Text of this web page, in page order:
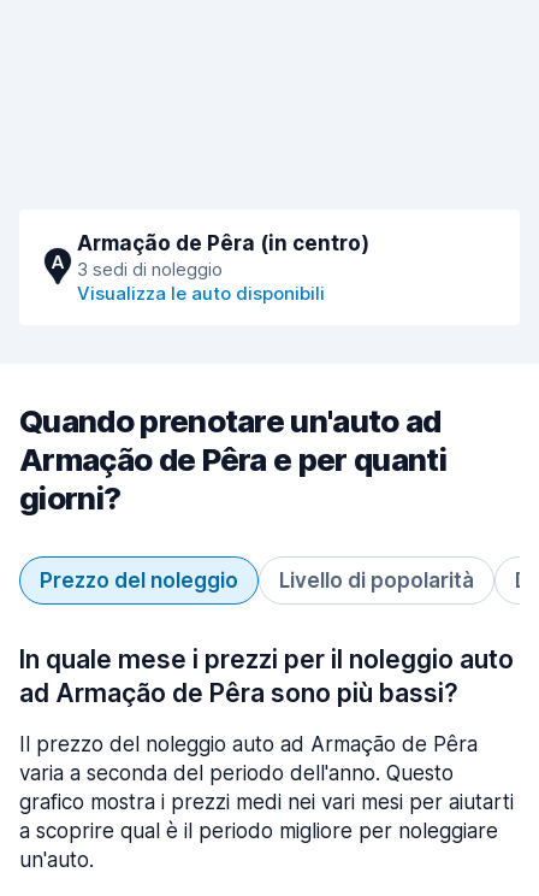
A
Armação de Pêra (in centro)
3 sedi di noleggio
Visualizza le auto disponibili
Quando prenotare un'auto ad
Armação de Pêra e per quanti
giorni?
Prezzo del noleggio Livello di popolarità
In quale mese i prezzi per il noleggio auto
ad Armação de Pêra sono più bassi?
Il prezzo del noleggio auto ad Armação de Pêra
varia a seconda del periodo dell'anno. Questo
grafico mostra i prezzi medi nei vari mesi per aiutarti
a scoprire qual è il periodo migliore per noleggiare
un'auto.